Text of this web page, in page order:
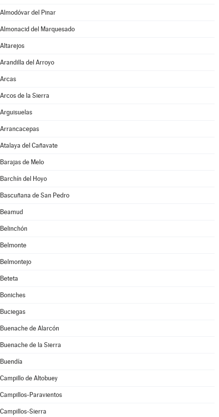
Almodóvar del Pinar
Almonacid del Marquesado
Altarejos
Arandilla del Arroyo
Arcas
Arcos de la Sierra
Arguisuelas
Arrancacepas
Atalaya del Cañavate
Barajas de Melo
Barchín del Hoyo
Bascuñana de San Pedro
Beamud
Belinchón
Belmonte
Belmontejo
Beteta
Boniches
Buciegas
Buenache de Alarcón
Buenache de la Sierra
Buendía
Campillo de Altobuey
Campillos-Paravientos
Campillos-Sierra